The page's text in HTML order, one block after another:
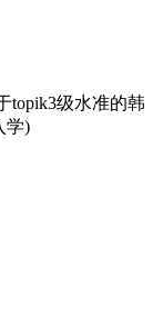
topik3级水准的韩
学)